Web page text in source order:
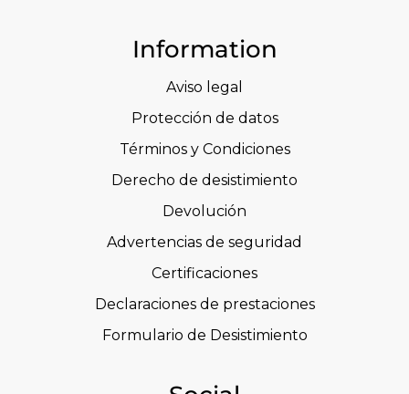
Information
Aviso legal
Protección de datos
Términos y Condiciones
Derecho de desistimiento
Devolución
Advertencias de seguridad
Certificaciones
Declaraciones de prestaciones
Formulario de Desistimiento